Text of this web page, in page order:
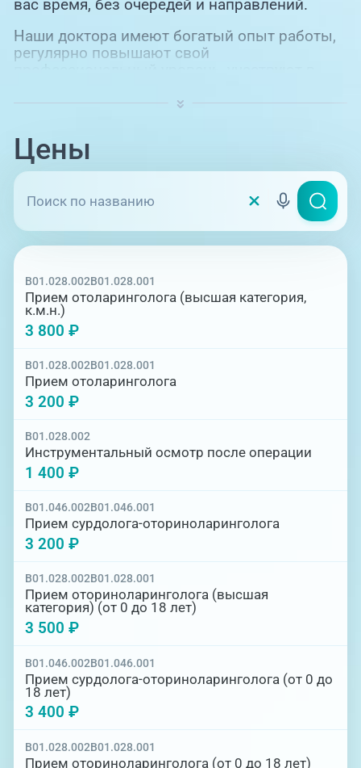
вас время, без очередей и направлений.
Наши доктора имеют богатый опыт работы,
регулярно повышают свой
и семинарах, являются членами
оториноларингологов России. Платный
отоларинголог в Челябинске окажет
необходимую помощь при различных
Цены
B01.028.002B01.028.001
Прием отоларинголога (высшая категория,
к.м.н.)
3 800 ₽
B01.028.002B01.028.001
Прием отоларинголога
3 200 ₽
B01.028.002
Инструментальный осмотр после операции
1 400 ₽
B01.046.002B01.046.001
Прием сурдолога-оториноларинголога
3 200 ₽
B01.028.002B01.028.001
Прием оториноларинголога (высшая
категория) (от 0 до 18 лет)
3 500 ₽
B01.046.002B01.046.001
Прием сурдолога-оториноларинголога (от 0 до
18 лет)
3 400 ₽
B01.028.002B01.028.001
Прием оториноларинголога (от 0 до 18 лет)